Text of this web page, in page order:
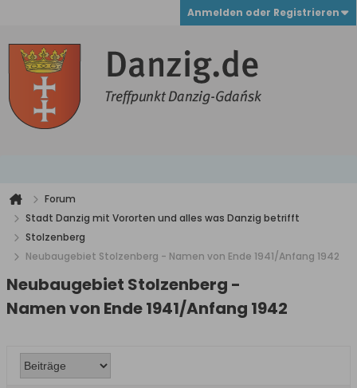
Anmelden oder Registrieren
Forum
Stadt Danzig mit Vororten und alles was Danzig betrifft
Stolzenberg
Neubaugebiet Stolzenberg - Namen von Ende 1941/Anfang 1942
Neubaugebiet Stolzenberg -
Namen von Ende 1941/Anfang 1942